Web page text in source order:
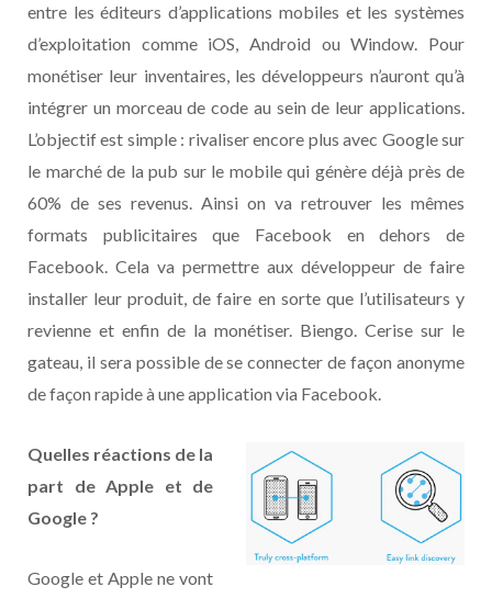
entre les éditeurs d’applications mobiles et les systèmes
d’exploitation comme iOS, Android ou Window. Pour
monétiser leur inventaires, les développeurs n’auront qu’à
intégrer un morceau de code au sein de leur applications.
L’objectif est simple : rivaliser encore plus avec Google sur
le marché de la pub sur le mobile qui génère déjà près de
60% de ses revenus. Ainsi on va retrouver les mêmes
formats publicitaires que Facebook en dehors de
Facebook. Cela va permettre aux développeur de faire
installer leur produit, de faire en sorte que l’utilisateurs y
revienne et enfin de la monétiser. Biengo. Cerise sur le
gateau, il sera possible de se connecter de façon anonyme
de façon rapide à une application via Facebook.
Quelles réactions de la
part de Apple et de
Google ?
Google et Apple ne vont